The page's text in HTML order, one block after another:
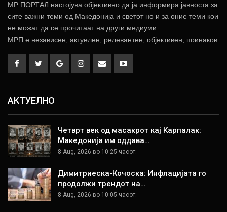
МР ПОРТАЛ настојува објективно да ја информира јавноста за
сите важни теми од Македонија и светот но и за оние теми кои
не можат да се прочитаат на други медиуми.
МРП е независен, актуелен, релевантен, објективен, поинаков.
АКТУЕЛНО
Четврт век од масакрот кај Карпалак:
Македонија им оддава…
8 Aug, 2026 во 10:25 часот.
Димитриеска-Кочоска: Инфлацијата го
продолжи трендот на…
8 Aug, 2026 во 10:05 часот.